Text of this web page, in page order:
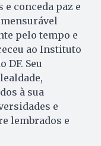
e conceda paz e
pelo tempo e
ao Instituto
DF. Seu
à sua
e
lembrados e